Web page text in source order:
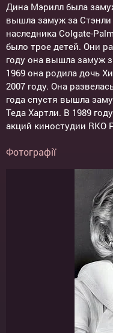
Дина Мэрилл была
вышла замуж за
наследника Colgate-
было трое детей. Они
году она вышла замуж
1969 она родила дочь
2007 году. Она
года спустя вышла
Теда Хартли. В 1989
акций киностудии RKO
Фотографії